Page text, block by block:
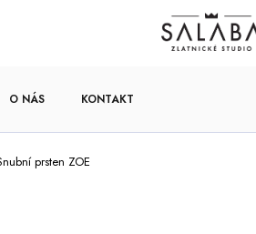
O NÁS KONTAKT
prsten ZOE